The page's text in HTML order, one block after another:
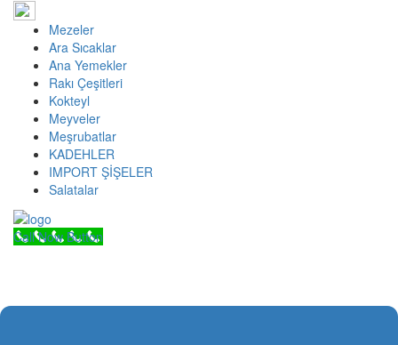
İçeriğe
geç
Mezeler
Ara Sıcaklar
Ana Yemekler
Rakı Çeşitleri
Kokteyl
Meyveler
Meşrubatlar
KADEHLER
IMPORT ŞİŞELER
Salatalar
Call Now Button